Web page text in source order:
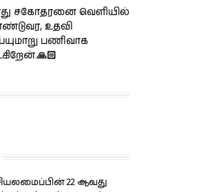
சகோதரனை வெளியில்
உதவி
பணிவாக
22 ஆவது